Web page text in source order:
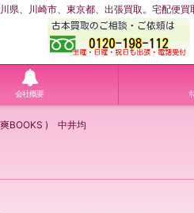
県、川崎市、東京都、出張買取。宅配
会社概要
BOOKS ) 中井均